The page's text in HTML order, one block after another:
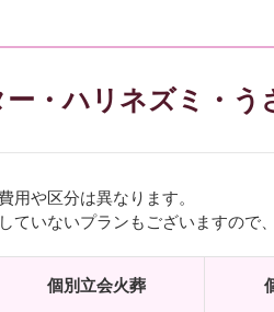
・ハリネズミ・う
用や区分は異なります。
ていないプランもございますので
個別立会火葬